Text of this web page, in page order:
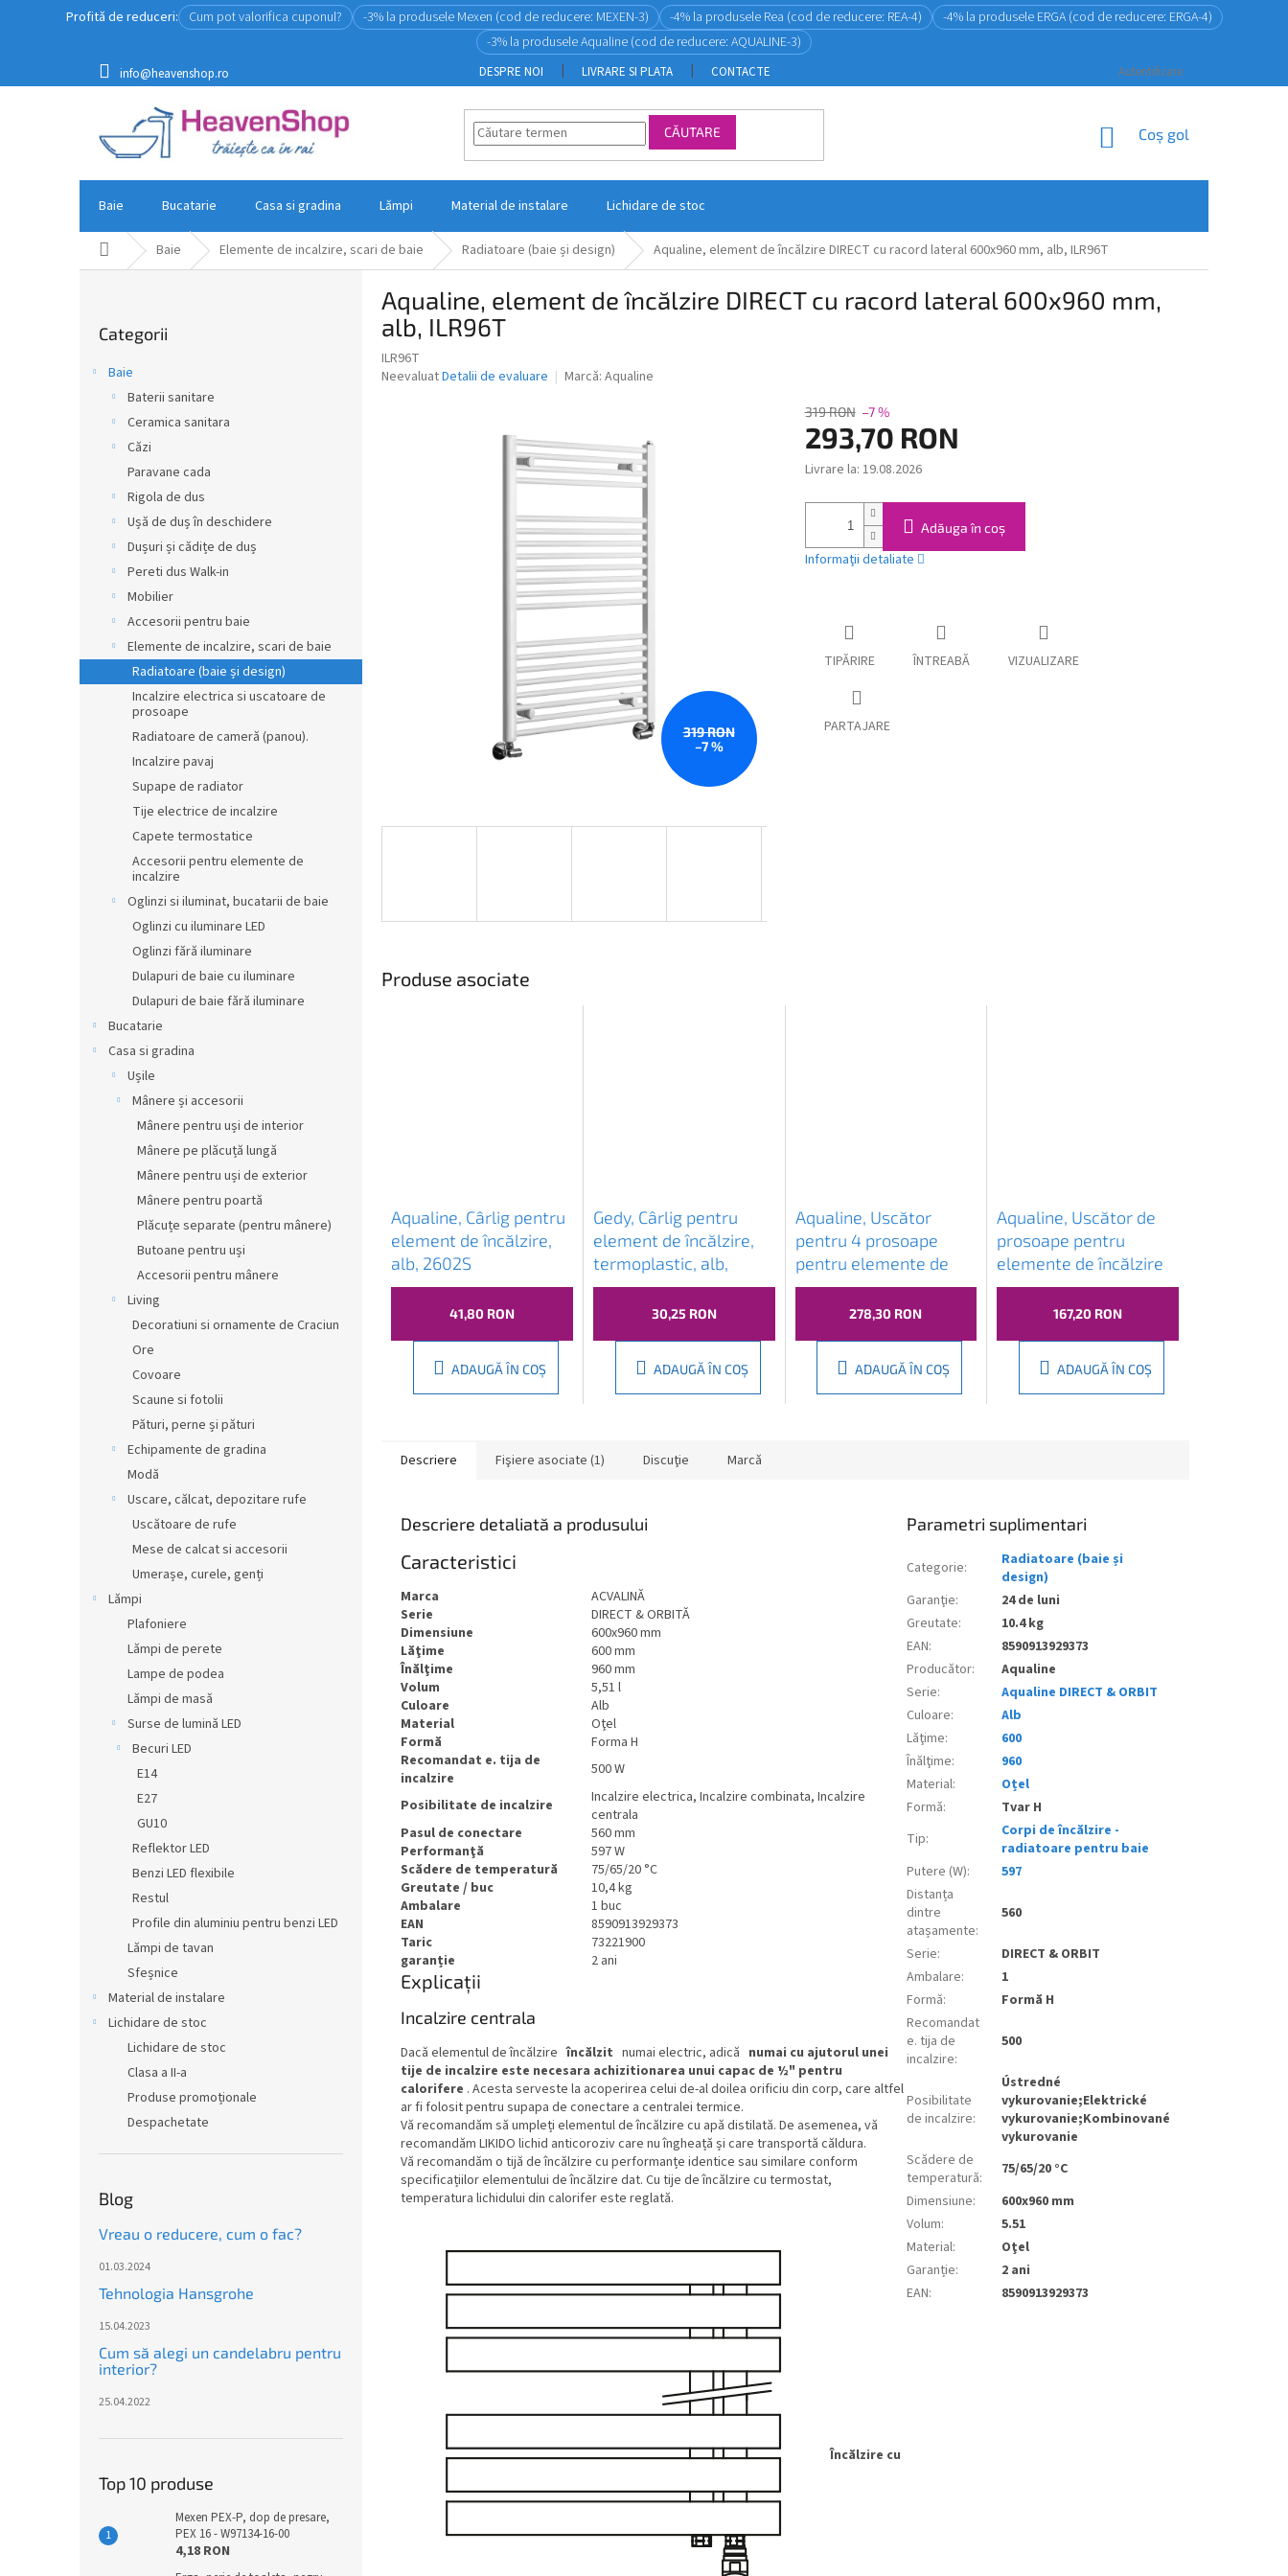
Profită de reduceri: Cum pot valorifica cuponul? -3% la produsele Mexen (cod de reducere: MEXEN-3) -4% la produsele Rea (cod de reducere: REA-4)
-4% la produsele ERGA (cod de reducere: ERGA-4)
-3% la produsele Aqualine (cod de reducere: AQUALINE-3)
info@heavenshop.ro DESPRE NOI LIVRARE SI PLATA CONTACTE Autentificare
CĂUTARE
COŞ
CUMPĂRĂTURI
Coş gol
Baie Bucatarie Casa si gradina Lămpi Material de instalare Lichidare de stoc
Acasă Baie Elemente de incalzire, scari de baie Radiatoare (baie și design) Aqualine, element de încălzire DIRECT cu racord lateral 600x960 mm, alb, ILR96T
peste
Categorii
Baie
Baterii sanitare
Ceramica sanitara
Căzi
Paravane cada
Rigola de dus
Ușă de duș în deschidere
Dușuri și cădițe de duș
Pereti dus Walk-in
Mobilier
Accesorii pentru baie
Elemente de incalzire, scari de baie
Radiatoare (baie și design)
Incalzire electrica si uscatoare de
prosoape
Radiatoare de cameră (panou).
Incalzire pavaj
Supape de radiator
Tije electrice de incalzire
Capete termostatice
Accesorii pentru elemente de
incalzire
Oglinzi si iluminat, bucatarii de baie
Oglinzi cu iluminare LED
Oglinzi fără iluminare
Dulapuri de baie cu iluminare
Dulapuri de baie fără iluminare
Bucatarie
Casa si gradina
Ușile
Mânere și accesorii
Mânere pentru uși de interior
Mânere pe plăcuță lungă
Mânere pentru uși de exterior
Mânere pentru poartă
Plăcuțe separate (pentru mânere)
Butoane pentru uși
Accesorii pentru mânere
Living
Decoratiuni si ornamente de Craciun
Ore
Covoare
Scaune si fotolii
Pături, perne și pături
Echipamente de gradina
Modă
Uscare, călcat, depozitare rufe
Uscătoare de rufe
Mese de calcat si accesorii
Umerașe, curele, genți
Lămpi
Plafoniere
Lămpi de perete
Lampe de podea
Lămpi de masă
Surse de lumină LED
Becuri LED
E14
E27
GU10
Reflektor LED
Benzi LED flexibile
Restul
Profile din aluminiu pentru benzi LED
Lămpi de tavan
Sfeșnice
Material de instalare
Lichidare de stoc
Lichidare de stoc
Clasa a II-a
Produse promoționale
Despachetate
Blog
Vreau o reducere, cum o fac?
01.03.2024
Tehnologia Hansgrohe
15.04.2023
Cum să alegi un candelabru pentru
interior?
25.04.2022
Top 10 produse
Mexen PEX-P, dop de presare,
PEX 16 - W97134-16-00
4,18 RON
Aqualine, element de încălzire DIRECT cu racord lateral 600x960 mm,
alb, ILR96T
ILR96T
Evaluarea
NeevaluatDetalii de evaluare Marcă: Aqualine
319 RON
–7 %
319 RON –7 %
293,70 RON
Evaluare
Livrare la: 19.08.2026
Adăuga în coş
Informaţii detaliate
TIPĂRIRE ÎNTREABĂ VIZUALIZARE
PARTAJARE
Produse asociate
Aqualine, Cârlig pentru
element de încălzire,
alb, 2602S
41,80 RON
ADAUGĂ ÎN COŞ
Gedy, Cârlig pentru
element de încălzire,
termoplastic, alb,
202502
30,25 RON
ADAUGĂ ÎN COŞ
Aqualine, Uscător
pentru 4 prosoape
pentru elemente de
încălzire, atașament
universal, lungime 60
278,30 RON
ADAUGĂ ÎN COŞ
Aqualine, Uscător de
prosoape pentru
elemente de încălzire
46 cm, drept, alb, IDR-
167,20 RON
ADAUGĂ ÎN COŞ
Descriere Fişiere asociate (1) Discuţie Marcă
Descriere detaliată a produsului
Caracteristici
Marca
ACVALINĂ
Serie
DIRECT & ORBITĂ
Dimensiune
600x960 mm
Lăţime
600 mm
Înălţime
960 mm
Volum
5,51 l
Culoare
Alb
Material
Oţel
Formă
Forma H
Recomandat e. tija de
incalzire
500 W
Posibilitate de incalzire
Incalzire electrica, Incalzire combinata, Incalzire
centrala
Pasul de conectare
560 mm
Performanţă
597 W
Scădere de temperatură
75/65/20 °C
Greutate / buc
10,4 kg
Ambalare
1 buc
EAN
8590913929373
Taric
73221900
garanție
2 ani
Explicații
Incalzire centrala
Dacă elementul de încălzire încălzit numai electric, adică numai cu ajutorul unei
tije de incalzire este necesara achizitionarea unui capac de ½" pentru
calorifere . Acesta serveste la acoperirea celui de-al doilea orificiu din corp, care altfel
ar fi folosit pentru supapa de conectare a centralei termice.
Vă recomandăm să umpleți elementul de încălzire cu apă distilată. De asemenea, vă
recomandăm LIKIDO lichid anticoroziv care nu îngheață și care transportă căldura.
Vă recomandăm o tijă de încălzire cu performanțe identice sau similare conform
specificațiilor elementului de încălzire dat. Cu tije de încălzire cu termostat,
temperatura lichidului din calorifer este reglată.
Încălzire cu
Parametri suplimentari
Categorie:
Radiatoare (baie și
design)
Garanţie:
24 de luni
Greutate:
10.4 kg
EAN:
8590913929373
Producător:
Aqualine
Serie:
Aqualine DIRECT & ORBIT
Culoare:
Alb
Lăţime:
600
Înălţime:
960
Material:
Oțel
Formă:
Tvar H
Tip:
Corpi de încălzire -
radiatoare pentru baie
Putere (W):
597
Distanța
dintre
atașamente:
560
Serie:
DIRECT & ORBIT
Ambalare:
1
Formă:
Formă H
Recomandat
e. tija de
incalzire:
500
Posibilitate
de incalzire:
Ústredné
vykurovanie;Elektrické
vykurovanie;Kombinované
vykurovanie
Scădere de
temperatură:
75/65/20 °C
Dimensiune:
600x960 mm
Volum:
5.51
Material:
Oţel
Garanție:
2 ani
EAN: 8590913929373